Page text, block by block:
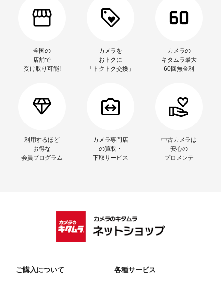
全国の
店舗で
受け取り可能!
カメラを
おトクに
「トクトク交換」
カメラの
キタムラ最大
60回無金利
利用するほど
お得な
会員プログラム
カメラ専門店
の買取・
下取サービス
中古カメラは
安心の
プロメンテ
ご購入について 各種サービス